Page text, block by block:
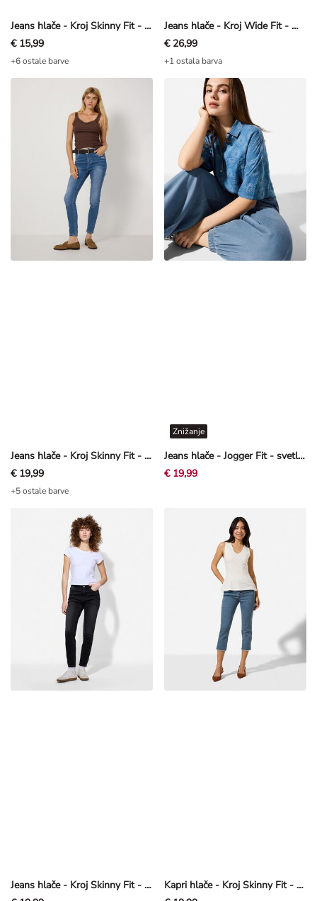
Jeans hlače - Kroj Skinny Fit - modra
€ 15,99
+6 ostale barve
Jeans hlače - Kroj Wide Fit - modra
€ 26,99
+1 ostala barva
Jeans hlače - Kroj Skinny Fit - temno modra
€ 19,99
+5 ostale barve
Jeans hlače - Jogger Fit - svetlo modra
Znižanje
€ 19,99
Jeans hlače - Kroj Skinny Fit - črna
Kapri hlače - Kroj Skinny Fit - modra